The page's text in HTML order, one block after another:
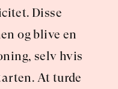
Disse
og blive en
selv hvis
At turde